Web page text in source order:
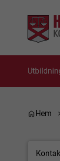
Gå till innehåll
Gå till huvudmeny
Gå till sidomeny
Du är här:
Hem